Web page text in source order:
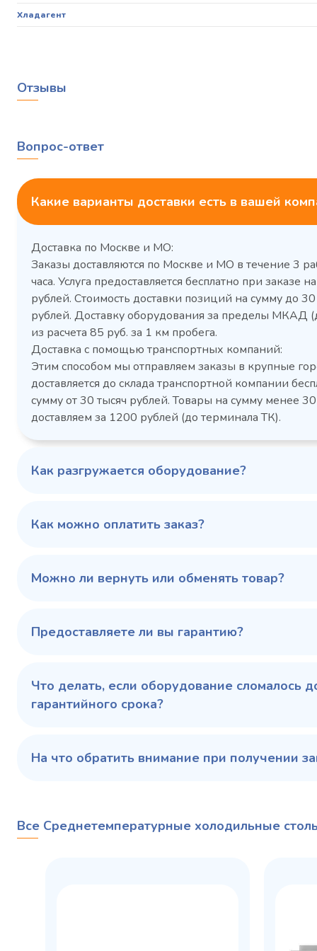
Хладагент
Холодильный шкаф Polair
CM105-G из нержавеющей
стали
Расход
электроэнергии за
сутки, кВт/ч, не
3,5
размеры (Д х Ш х В),
режим, °C
100 343 ₽ ✓ В наличии
TM2-G
Артикул
размеры
мм
Серия
102
Отзывы
Вопрос-ответ
Какие варианты доставки есть в вашей
Доставка по Москве и МО:
Заказы доставляются по Москве и МО в течение 3
часа. Услуга предоставляется бесплатно при заказе
рублей. Стоимость доставки позиций на сумму до
рублей. Доставку оборудования за пределы МКАД
из расчета 85 руб. за 1 км пробега.
Доставка с помощью транспортных компаний:
Этим способом мы отправляем заказы в крупные
доставляется до склада транспортной компании
сумму от 30 тысяч рублей. Товары на сумму менее
доставляем за 1200 рублей (до терминала ТК).
Как разгружается оборудование?
Как можно оплатить заказ?
Можно ли вернуть или обменять товар?
Предоставляете ли вы гарантию?
Что делать, если оборудование сломалось
гарантийного срока?
На что обратить внимание при получении
Все Среднетемпературные холодильные